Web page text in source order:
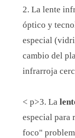
2. La lente
óptico y
especial
cambio del
infrarroja
< p>3. La
especial para
foco"